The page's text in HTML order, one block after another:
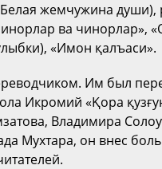
жемчужина души),
ва чинорлар»,
«Имон қалъаси».
Им был
Икромий «Қора
Владимира
Мухтара, он внес